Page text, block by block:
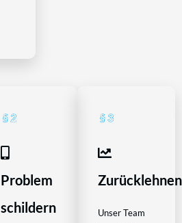
Problem
schildern
Zurücklehnen
Unser Team